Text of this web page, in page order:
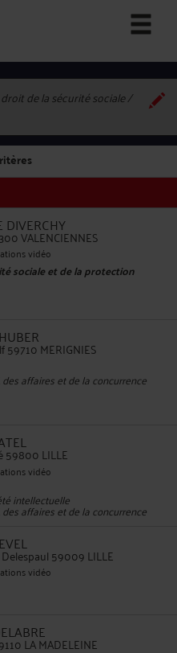
de la sécurité sociale /
DIVERCHY
VALENCIENNES
vidéo
sociale et de la protection
59710 MERIGNIES
affaires et de la concurrence
59800 LILLE
vidéo
intellectuelle
affaires et de la concurrence
59009 LILLE
vidéo
LA MADELEINE